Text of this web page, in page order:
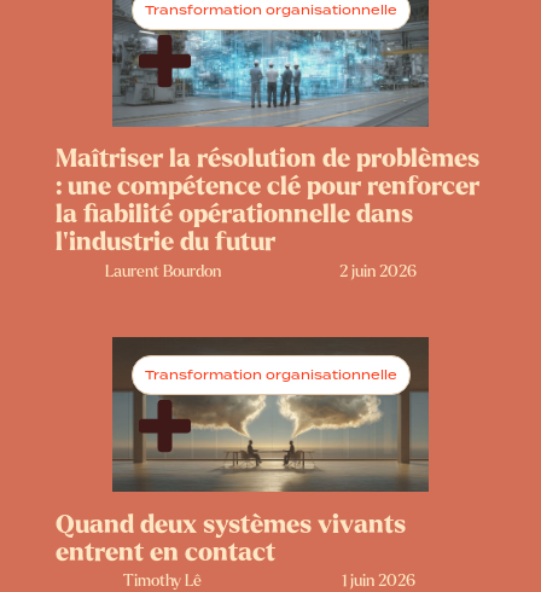
Transformation organisationnelle
Maîtriser la résolution de problèmes
: une compétence clé pour renforcer
la fiabilité opérationnelle dans
l’industrie du futur
Laurent Bourdon 2 juin 2026
Transformation organisationnelle
Quand deux systèmes vivants
entrent en contact
Timothy Lê 1 juin 2026